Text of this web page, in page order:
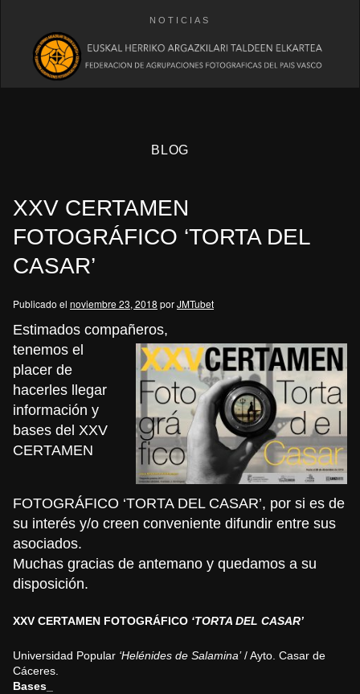
NOTICIAS
BLOG
XXV CERTAMEN
FOTOGRÁFICO ‘TORTA DEL
CASAR’
Publicado el noviembre 23, 2018 porJMTubet
Estimados compañeros,
tenemos el
placer de
hacerles llegar
información y
bases del XXV
CERTAMEN
FOTOGRÁFICO ‘TORTA DEL CASAR’, por si es de
su interés y/o creen conveniente difundir entre sus
asociados.
Muchas gracias de antemano y quedamos a su
disposición.
XXV CERTAMEN FOTOGRÁFICO ‘TORTA DEL CASAR’
Universidad Popular ‘Helénides de Salamina’/ Ayto. Casar de
Cáceres.
Bases_